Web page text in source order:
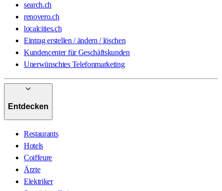
search.ch
renovero.ch
localcities.ch
Eintrag erstellen / ändern / löschen
Kundencenter für Geschäftskunden
Unerwünschtes Telefonmarketing
Entdecken
Restaurants
Hotels
Coiffeure
Ärzte
Elektriker